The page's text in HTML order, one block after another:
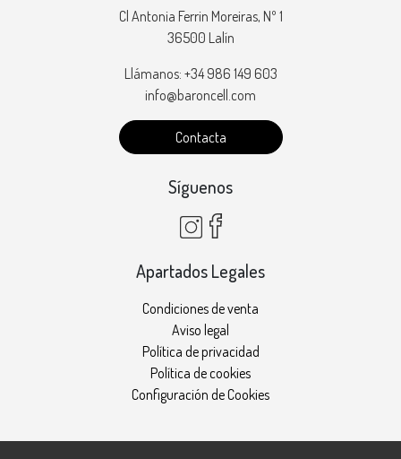
Cl Antonia Ferrin Moreiras, Nº 1
36500 Lalín
Llámanos: +34 986 149 603
info@baroncell.com
Contacta
Síguenos
Apartados Legales
Condiciones de venta
Aviso legal
Política de privacidad
Política de cookies
Configuración de Cookies